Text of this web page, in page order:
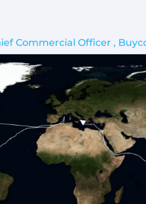
Commercial Officer ,